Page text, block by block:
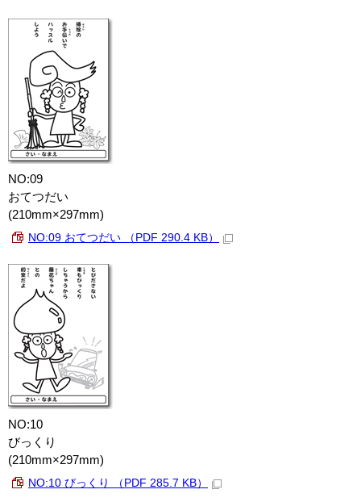
NO:09
おてつだい
(210mm×297mm)
NO:09 おてつだい （PDF 290.4 KB）
NO:10
びっくり
(210mm×297mm)
NO:10 びっくり （PDF 285.7 KB）